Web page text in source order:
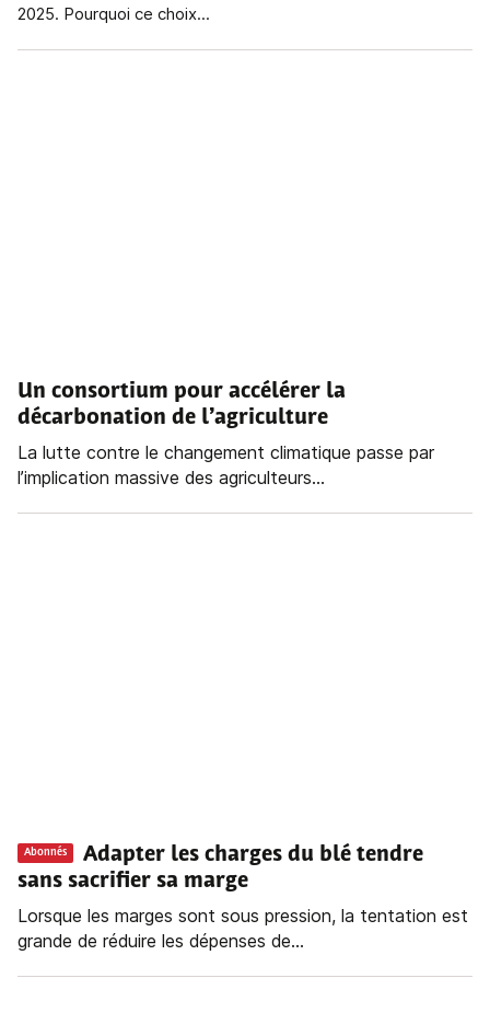
2025. Pourquoi ce choix...
Un consortium pour accélérer la
décarbonation de l’agriculture
La lutte contre le changement climatique passe par
l’implication massive des agriculteurs...
Abonnés
Adapter les charges du blé tendre
sans sacrifier sa marge
Lorsque les marges sont sous pression, la tentation est
grande de réduire les dépenses de...